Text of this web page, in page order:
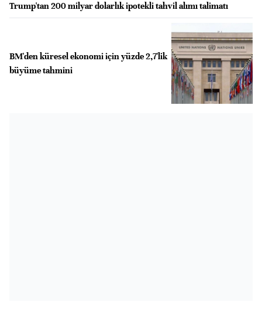
Trump'tan 200 milyar dolarlık ipotekli tahvil alımı talimatı
BM'den küresel ekonomi için yüzde 2,7'lik
büyüme tahmini